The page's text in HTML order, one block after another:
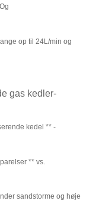
op til 24L/min og
gas kedler-
kedel ** -
** vs.
sandstorme og høje